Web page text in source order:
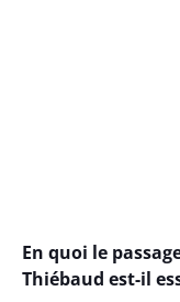
En quoi le
Thiébaud est-il